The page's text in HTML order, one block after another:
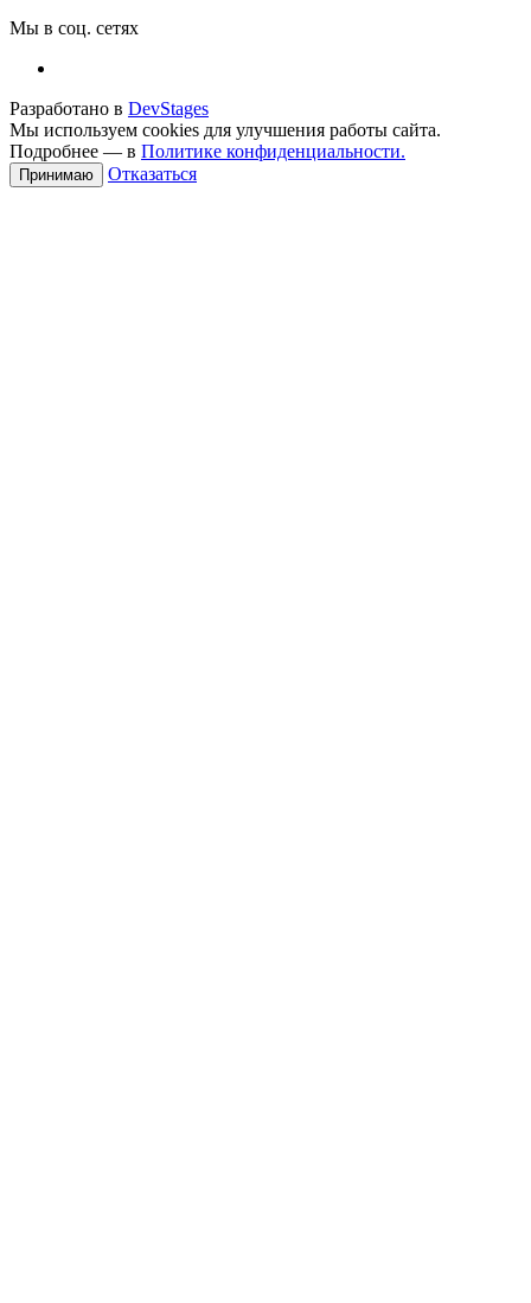
Мы в соц. сетях
Разработано в DevStages
Мы используем cookies для улучшения работы сайта.
Подробнее — в Политике конфиденциальности.
Принимаю Отказаться